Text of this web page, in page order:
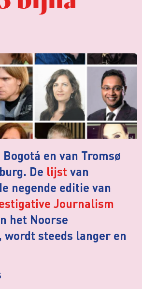
en van Tromsø
De lijst van
negende editie van
Journalism
het Noorse
wordt steeds langer en